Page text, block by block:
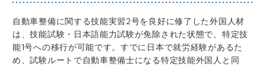
自動車整備に関する技能実習2号を良好に修了した外国人材
は、技能試験・日本語能力試験が免除された状態で、特定技
能1号への移行が可能です。すでに日本で就労経験があるた
め、試験ルートで自動車整備士になる特定技能外国人と同